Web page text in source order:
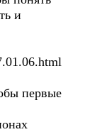
и
первые